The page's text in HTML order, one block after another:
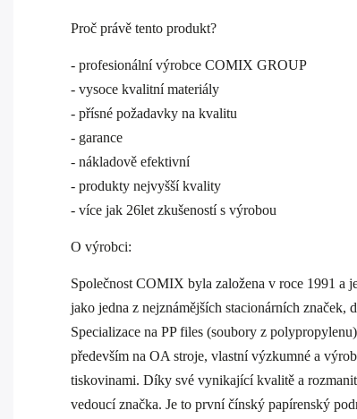
Proč právě tento produkt?
- profesionální výrobce COMIX GROUP
- vysoce kvalitní materiály
- přísné požadavky na kvalitu
- garance
- nákladově efektivní
- produkty nejvyšší kvality
- více jak 26let zkušeností s výrobou
O výrobci:
Společnost COMIX byla založena v roce 1991 a
jako jedna z nejznámějších stacionárních
Specializace na PP files (soubory z
především na OA stroje, vlastní výzkumné a
tiskovinami. Díky své vynikající kvalitě a
vedoucí značka. Je to první čínský papírenský